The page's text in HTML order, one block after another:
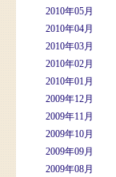
2010年05月
2010年04月
2010年03月
2010年02月
2010年01月
2009年12月
2009年11月
2009年10月
2009年09月
2009年08月